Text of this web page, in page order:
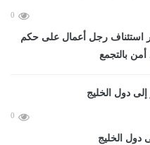
0
استئناف رجل أعمال على حكم
بالتجمع
0
دول الخليج